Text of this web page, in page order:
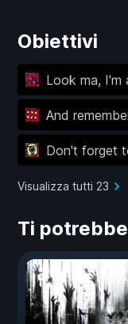
Obiettivi
Look ma, I'm
And
Don't forget
Visualizza tutti 23
Ti